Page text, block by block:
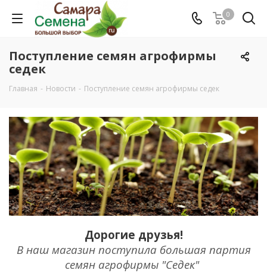
0
Поступление семян агрофирмы
седек
Главная - Новости - Поступление семян агрофирмы седек
Дорогие друзья!
В наш магазин поступила большая партия
семян агрофирмы "Седек"